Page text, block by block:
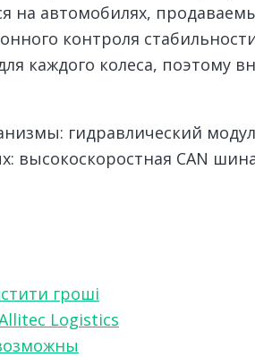
на автомобилях,
контроля
колеса, поэтому
гидравлический
CAN
гроші
Logistics